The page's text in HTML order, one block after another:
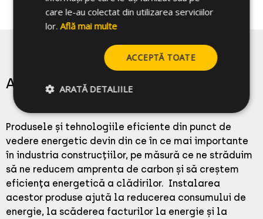
Aplicații de instalare
Produsele și tehnologiile eficiente din punct de
vedere energetic devin din ce în ce mai importante
în industria construcțiilor, pe măsură ce ne străduim
să ne reducem amprenta de carbon și să creștem
eficiența energetică a clădirilor. Instalarea
acestor produse ajută la reducerea consumului de
energie, la scăderea facturilor la energie și la
care le-au colectat din utilizarea serviciilor
lor.Află mai multe
ACCEPTĂ TOATE
ARATĂ DETALIILE